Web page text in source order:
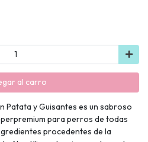
al carro
Patata y Guisantes es un sabroso
para perros de todas
procedentes de la